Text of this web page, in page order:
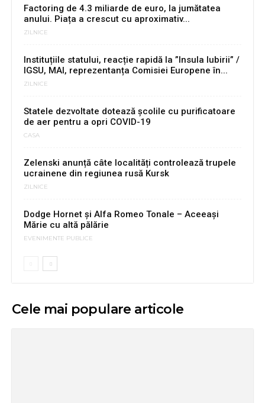
Factoring de 4.3 miliarde de euro, la jumătatea
anului. Piața a crescut cu aproximativ...
ZILNICE
Instituțiile statului, reacție rapidă la ”Insula Iubirii” /
IGSU, MAI, reprezentanța Comisiei Europene în...
ZILNICE
Statele dezvoltate dotează școlile cu purificatoare
de aer pentru a opri COVID-19
CASA
Zelenski anunță câte localități controlează trupele
ucrainene din regiunea rusă Kursk
ZILNICE
Dodge Hornet și Alfa Romeo Tonale – Aceeași
Mărie cu altă pălărie
EVENIMENTE PUBLICE
Cele mai populare articole